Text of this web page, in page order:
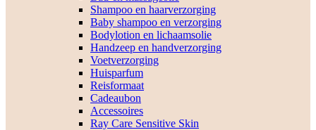
Shampoo en haarverzorging
Baby shampoo en verzorging
Bodylotion en lichaamsolie
Handzeep en handverzorging
Voetverzorging
Huisparfum
Reisformaat
Cadeaubon
Accessoires
Ray Care Sensitive Skin